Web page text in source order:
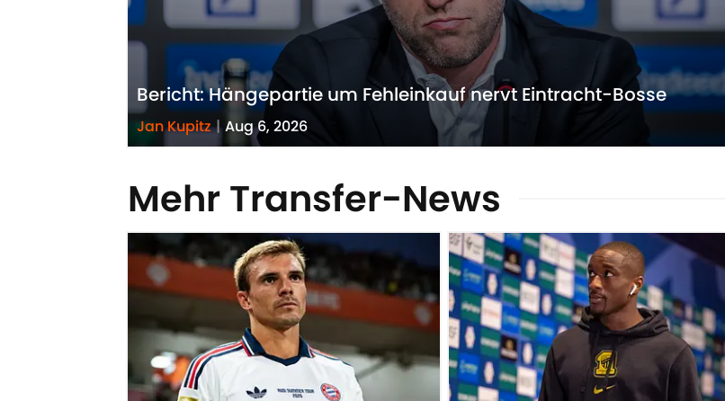
Bericht: Hängepartie um Fehleinkauf nervt Eintracht-Bosse
Jan Kupitz | Aug 6, 2026
Mehr Transfer-News